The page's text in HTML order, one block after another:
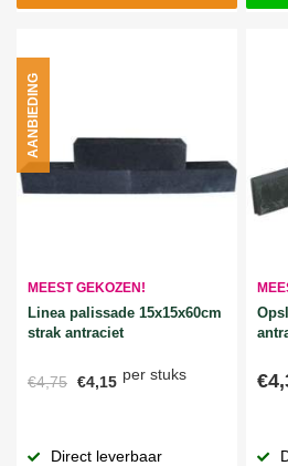
MEEST GEKOZEN!
Linea palissade 15x15x60cm
strak antraciet
€4,75 €4,15 per stuks
AANBIEDING
Direct leverbaar